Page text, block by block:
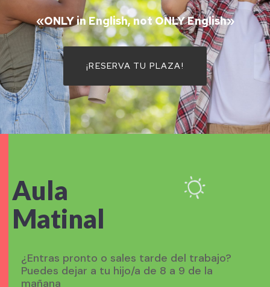
«ONLY in English, not ONLY English»
¡RESERVA TU PLAZA!
Aula
Matinal
¿Entras pronto o sales tarde del trabajo?
Puedes dejar a tu hijo/a de 8 a 9 de la
mañana